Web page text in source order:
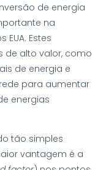
de energia
na
Estes
de alto valor, como
de energia e
para aumentar
energias
tão simples
vantagem é a